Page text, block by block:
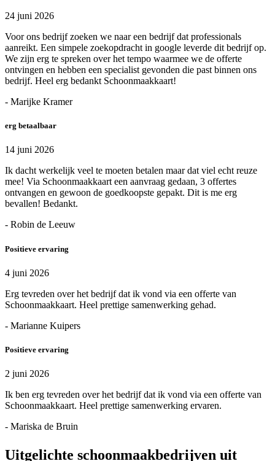
24 juni 2026
Voor ons bedrijf zoeken we naar een bedrijf dat professionals
aanreikt. Een simpele zoekopdracht in google leverde dit bedrijf op.
We zijn erg te spreken over het tempo waarmee we de offerte
ontvingen en hebben een specialist gevonden die past binnen ons
bedrijf. Heel erg bedankt Schoonmaakkaart!
- Marijke Kramer
erg betaalbaar
14 juni 2026
Ik dacht werkelijk veel te moeten betalen maar dat viel echt reuze
mee! Via Schoonmaakkaart een aanvraag gedaan, 3 offertes
ontvangen en gewoon de goedkoopste gepakt. Dit is me erg
bevallen! Bedankt.
- Robin de Leeuw
Positieve ervaring
4 juni 2026
Erg tevreden over het bedrijf dat ik vond via een offerte van
Schoonmaakkaart. Heel prettige samenwerking gehad.
- Marianne Kuipers
Positieve ervaring
2 juni 2026
Ik ben erg tevreden over het bedrijf dat ik vond via een offerte van
Schoonmaakkaart. Heel prettige samenwerking ervaren.
- Mariska de Bruin
Uitgelichte schoonmaakbedrijven uit